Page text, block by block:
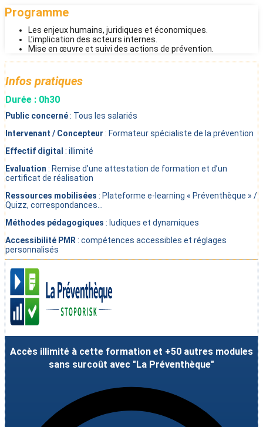
Programme
Les enjeux humains, juridiques et économiques.
L’implication des acteurs internes.
Mise en œuvre et suivi des actions de prévention.
Infos pratiques
Durée : 0h30
Public concerné: Tous les salariés
Intervenant / Concepteur : Formateur spécialiste de la prévention
Effectif digital : illimité
Evaluation : Remise d’une attestation de formation et d’un
certificat de réalisation
Ressources mobilisées : Plateforme e-learning « Préventhèque » /
Quizz, correspondances…
Méthodes pédagogiques : ludiques et dynamiques
Accessibilité PMR : compétences accessibles et réglages
personnalisés
Accès illimité à cette formation et +50 autres modules
sans surcoût avec "La Préventhèque"